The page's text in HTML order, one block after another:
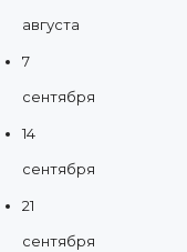
августа
7
сентября
14
сентября
21
сентября